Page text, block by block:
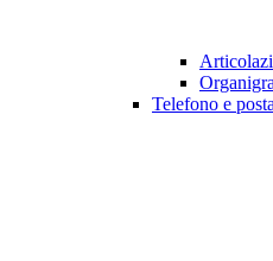
Telefono e